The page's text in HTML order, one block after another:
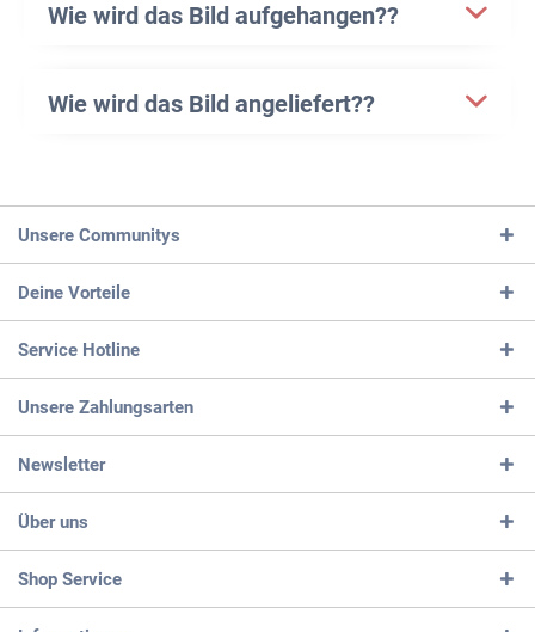
Wie wird das Bild aufgehangen??
Wie wird das Bild angeliefert??
Unsere Communitys
Deine Vorteile
Service Hotline
Unsere Zahlungsarten
Newsletter
Über uns
Shop Service